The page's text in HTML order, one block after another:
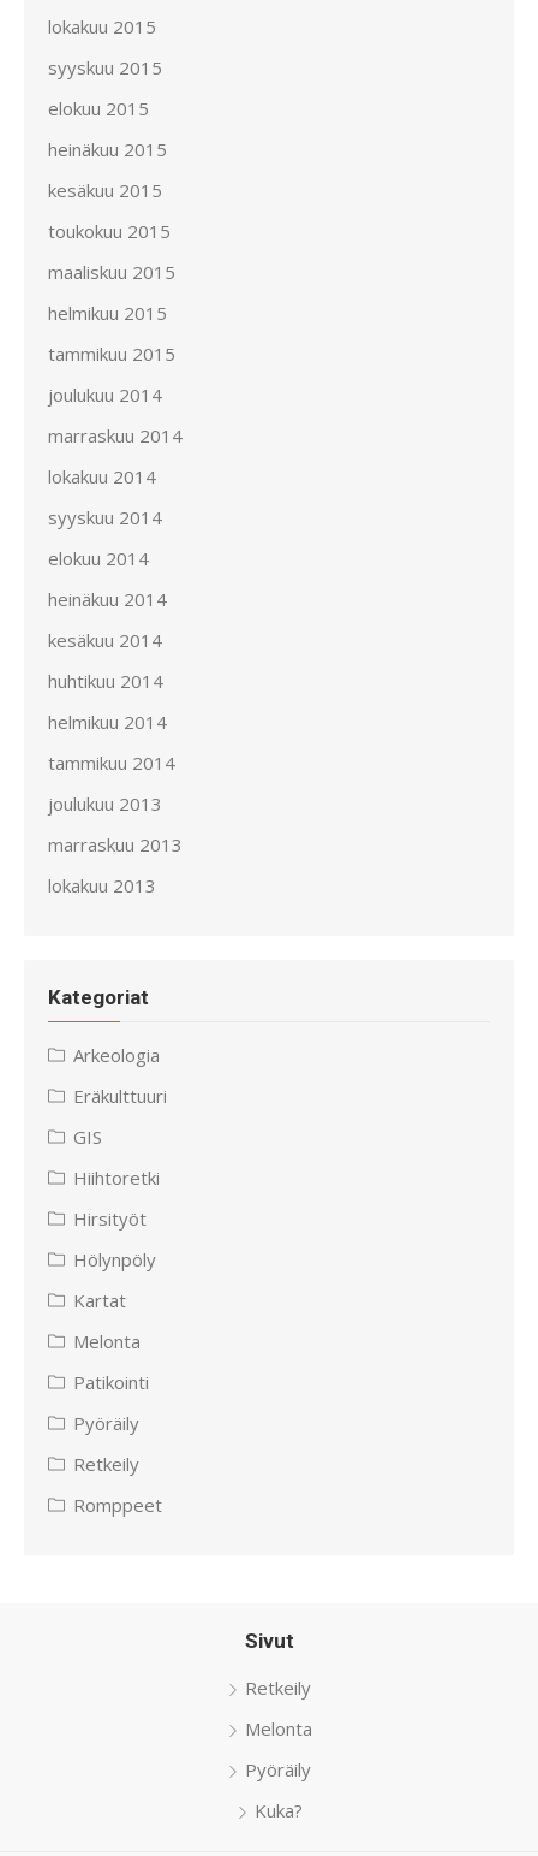
lokakuu 2015
syyskuu 2015
elokuu 2015
heinäkuu 2015
kesäkuu 2015
toukokuu 2015
maaliskuu 2015
helmikuu 2015
tammikuu 2015
joulukuu 2014
marraskuu 2014
lokakuu 2014
syyskuu 2014
elokuu 2014
heinäkuu 2014
kesäkuu 2014
huhtikuu 2014
helmikuu 2014
tammikuu 2014
joulukuu 2013
marraskuu 2013
lokakuu 2013
Kategoriat
Arkeologia
Eräkulttuuri
GIS
Hiihtoretki
Hirsityöt
Hölynpöly
Kartat
Melonta
Patikointi
Pyöräily
Retkeily
Romppeet
Sivut
Retkeily
Melonta
Pyöräily
Kuka?